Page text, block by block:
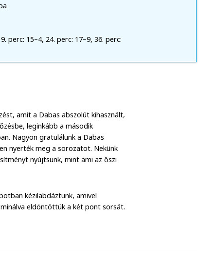
perc: 15–4, 24. perc: 17–9, 36. perc:
amit a Dabas abszolút kihasznált,
leginkább a második
Nagyon gratulálunk a Dabas
nyerték meg a sorozatot. Nekünk
nyújtsunk, mint ami az őszi
kézilabdáztunk, amivel
eldöntöttük a két pont sorsát.